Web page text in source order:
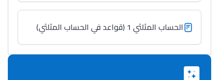
+ de 78 Sujets
Interviews/Vidéos
الحساب المثلثي 1 (قواعد في الحساب المثلثي)